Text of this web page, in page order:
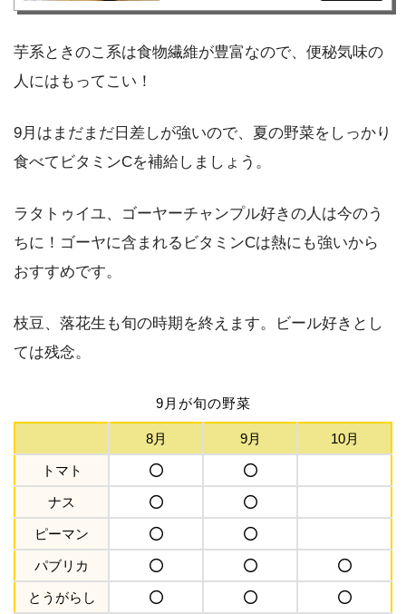
芋系ときのこ系は食物繊維が豊富なので、便秘気味の
人にはもってこい！
9月はまだまだ日差しが強いので、夏の野菜をしっかり
食べてビタミンCを補給しましょう。
ラタトゥイユ、ゴーヤーチャンプル好きの人は今のう
ちに！ゴーヤに含まれるビタミンCは熱にも強いから
おすすめです。
枝豆、落花生も旬の時期を終えます。ビール好きとし
ては残念。
9月が旬の野菜
8月 9月 10月
トマト
ナス
ピーマン
パブリカ
とうがらし